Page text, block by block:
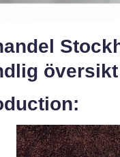
översikt